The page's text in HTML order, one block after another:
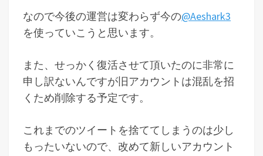
なので今後の運営は変わらず今の@Aeshark3
を使っていこうと思います。
また、せっかく復活させて頂いたのに非常に
申し訳ないんですが旧アカウントは混乱を招
くため削除する予定です。
これまでのツイートを捨ててしまうのは少し
もったいないので、改めて新しいアカウント